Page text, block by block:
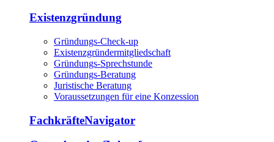
Existenzgründung
Gründungs-Check-up
Existenzgründermitgliedschaft
Gründungs-Sprechstunde
Gründungs-Beratung
Juristische Beratung
Voraussetzungen für eine Konzession
FachkräfteNavigator